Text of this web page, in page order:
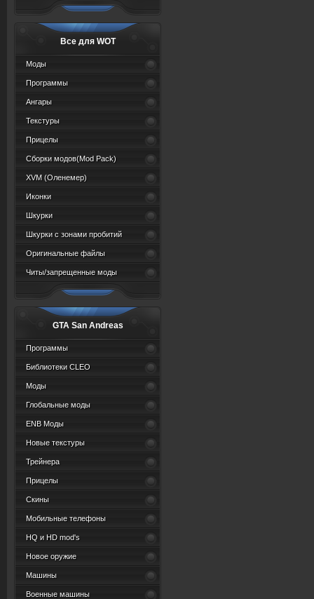
Все для WOT
Моды
Программы
Ангары
Текстуры
Прицелы
Сборки модов(Mod Pack)
XVM (Oленемер)
Иконки
Шкурки
Шкурки с зонами пробитий
Оригинальные файлы
Читы/запрещенные моды
GTA San Andreas
Программы
Библиотеки CLEO
Моды
Глобальные моды
ENB Моды
Новые текстуры
Трейнера
Прицелы
Скины
Мобильные телефоны
HQ и HD mod's
Новое оружие
Машины
Военные машины